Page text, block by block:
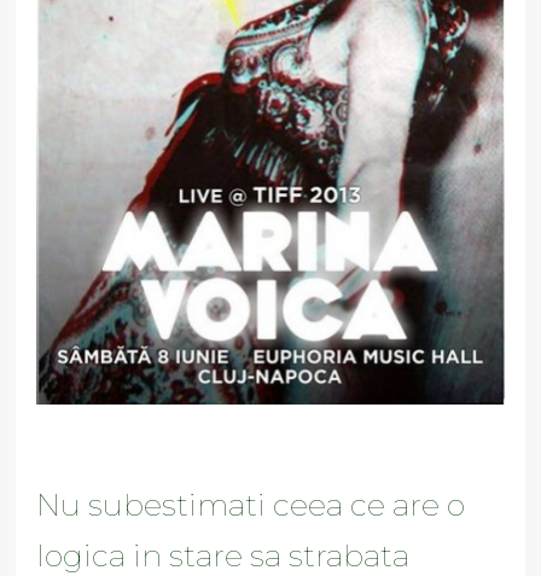
Nu subestimati ceea ce are o
logica in stare sa strabata